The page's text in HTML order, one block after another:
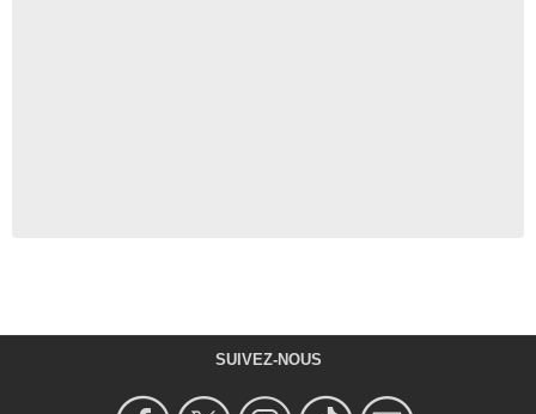
SUIVEZ-NOUS